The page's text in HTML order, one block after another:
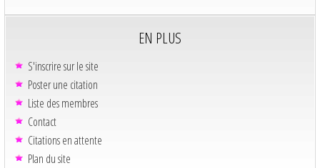
EN PLUS
S'inscrire sur le site
Poster une citation
Liste des membres
Contact
Citations en attente
Plan du site